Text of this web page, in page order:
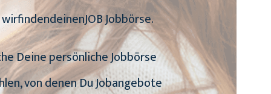
Jobbörse.
Deine persönliche Jobbörse
von denen Du Jobangebote